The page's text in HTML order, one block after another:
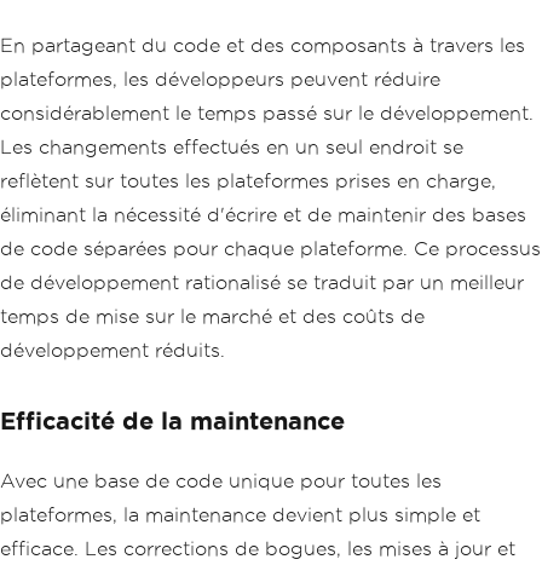
En partageant du code et des composants à travers les
plateformes, les développeurs peuvent réduire
considérablement le temps passé sur le développement.
Les changements effectués en un seul endroit se
reflètent sur toutes les plateformes prises en charge,
éliminant la nécessité d'écrire et de maintenir des bases
de code séparées pour chaque plateforme. Ce processus
de développement rationalisé se traduit par un meilleur
temps de mise sur le marché et des coûts de
développement réduits.
Efficacité de la maintenance
Avec une base de code unique pour toutes les
plateformes, la maintenance devient plus simple et
efficace. Les corrections de bogues, les mises à jour et